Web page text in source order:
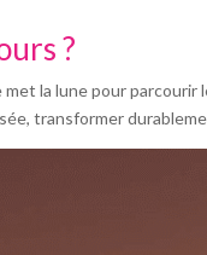
?
met la lune pour
transformer